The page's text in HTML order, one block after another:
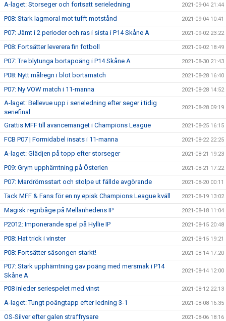
A-laget: Storseger och fortsatt serieledning 2021-09-04 21:44
P08: Stark lagmoral mot tufft motstånd 2021-09-04 10:41
P07: Jämt i 2 perioder och ras i sista i P14 Skåne A 2021-09-02 23:22
P08: Fortsätter leverera fin fotboll 2021-09-02 18:49
P07: Tre blytunga bortapoäng i P14 Skåne A 2021-08-30 21:43
P08: Nytt målregn i blöt bortamatch 2021-08-28 16:40
P07: Ny VOW match i 11-manna 2021-08-28 14:52
A-laget: Bellevue upp i serieledning efter seger i tidig
seriefinal
2021-08-28 09:19
Grattis MFF till avancemanget i Champions League 2021-08-25 16:15
FCB P07 | Formidabel insats i 11-manna 2021-08-22 22:25
A-laget: Glädjen på topp efter storseger 2021-08-21 19:23
P09: Grym upphämtning på Österlen 2021-08-21 17:22
P07: Mardrömsstart och stolpe ut fällde avgörande 2021-08-20 00:11
Tack MFF & Fans för en ny episk Champions League kväll 2021-08-19 13:02
Magisk regnbåge på Mellanhedens IP 2021-08-18 11:04
P2012: Imponerande spel på Hyllie IP 2021-08-15 20:48
P08: Hat trick i vinster 2021-08-15 19:21
P08: Fortsätter säsongen starkt! 2021-08-14 17:20
P07: Stark upphämtning gav poäng med mersmak i P14
Skåne A
2021-08-14 12:00
P08 inleder seriespelet med vinst 2021-08-12 22:13
A-laget: Tungt poängtapp efter ledning 3-1 2021-08-08 16:35
OS-Silver efter galen straffrysare 2021-08-06 18:16